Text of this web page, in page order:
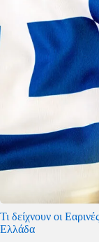
Τι δείχνουν οι
Ελλάδα